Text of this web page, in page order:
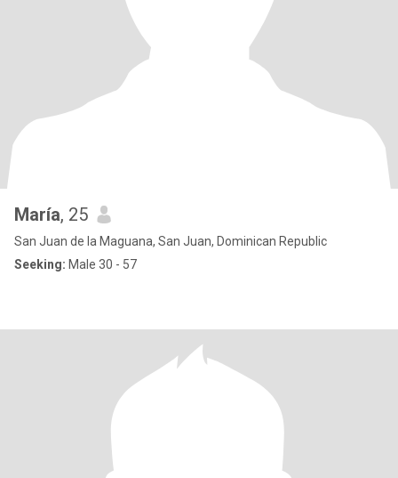
María, 25
San Juan de la Maguana, San Juan, Dominican Republic
Seeking: Male 30 - 57